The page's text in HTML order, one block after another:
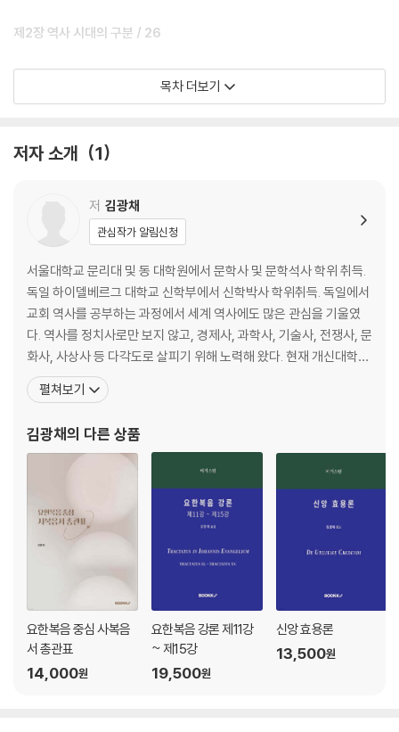
제2장 역사 시대의 구분 / 26
1. 보편사적 시대 구분 / 26
제3장 고대 문명 / 44
1. 고대 문명의 시작 / 44
2. 기마 민족과 농경 민족의 대립 / 45
3. 청동기 시대의 도래 / 49
4. 고대 오리엔트 문명의 초기 역사 / 51
5. 고대 인도 문명과 중국 문명의 초기 역사 / 76
6. 철기 시대의 도래와 히타이트 제국 / 81
7. 해양 민족 / 83
8. 페니키아 문명 / 84
9. 고대 이스라엘 역사 개관 / 88
10. 아시리아 제국 / 91
12. 페르시아 제국 / 96
13. 고대 그리스와 헬레니즘 / 103
15. 파르티아 제국과 사산 제국 / 145
16. BC 1500년 경 이후의 고대 인도 역사 개관 / 147
17. BC 11세기 이후의 고대 중국 역사 개관 / 156
목차 더보기
저자 소개 1
저 김광채
관심작가 알림신청
서울대학교 문리대 및 동 대학원에서 문학사 및 문학석사 학위 취득.
독일 하이델베르그 대학교 신학부에서 신학박사 학위취득. 독일에서
교회 역사를 공부하는 과정에서 세계 역사에도 많은 관심을 기울였
다. 역사를 정치사로만 보지 않고, 경제사, 과학사, 기술사, 전쟁사, 문
화사, 사상사 등 다각도로 살피기 위해 노력해 왔다. 현재 개신대학원
대학교 명예교수. 저서로는 『교부 열전』 상권 및 중권, 『고대 교리사』,
『초대교회사 서설』, 『그림으로 본 10대 박해』, 『믿음의 여인 모니카』,
『도해 근세교회사』,『아
펼쳐보기
김광채의 다른 상품
요한복음 중심 사복음
서 총관표
14,000원
요한복음 강론 제11강
~ 제15강
19,500원
신앙 효용론
13,500원